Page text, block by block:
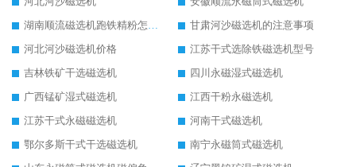
湖南顺流磁选机跑铁精粉怎么处理
甘肃河沙磁选机的注意事项
河北河沙磁选机价格
江苏干式选除铁磁选机型号
吉林铁矿干选磁选机
四川永磁湿式磁选机
广西锰矿湿式磁选机
江西干粉永磁选机
江苏干式永磁磁选机
河南干式磁选机
鄂尔多斯干式干选磁选机
南宁永磁筒式磁选机